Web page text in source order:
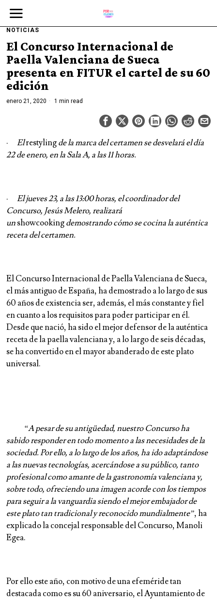
NOTICIAS
El Concurso Internacional de
Paella Valenciana de Sueca
presenta en FITUR el cartel de su 60
edición
enero 21, 2020 1 min read
·Elrestylingde la marca del certamen se desvelará el día
22 de enero, en la Sala A, a las 11 horas.
·El jueves 23, a las 13:00 horas, el coordinador del
Concurso, Jesús Melero, realizará
unshowcookingdemostrando cómo se cocina la auténtica
receta del certamen.
El Concurso Internacional de Paella Valenciana de Sueca,
el más antiguo de España, ha demostrado a lo largo de sus
60 años de existencia ser, además, el más constante y fiel
en cuanto a los requisitos para poder participar en él.
Desde que nació, ha sido el mejor defensor de la auténtica
receta de la paella valenciana y, a lo largo de seis décadas,
se ha convertido en el mayor abanderado de este plato
universal.
“A pesar de su antigüedad, nuestro Concurso ha
sabido responder en todo momento a las necesidades de la
sociedad. Por ello, a lo largo de los años, ha ido adaptándose
a las nuevas tecnologías, acercándose a su público, tanto
profesional como amante de la gastronomía valenciana y,
sobre todo, ofreciendo una imagen acorde con los tiempos
para seguir a la vanguardia siendo el mejor embajador de
este plato tan tradicional y reconocido mundialmente”, ha
explicado la concejal responsable del Concurso,Manoli
Egea.
Por ello este año, con motivo de una efeméride tan
destacada como es su 60 aniversario, el Ayuntamiento de